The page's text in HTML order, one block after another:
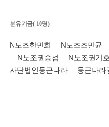
분유기금( 10명)
N노조한민희 N노조조민균
N노조권승섭 N노조권
사단법인둥근나라 둥근나